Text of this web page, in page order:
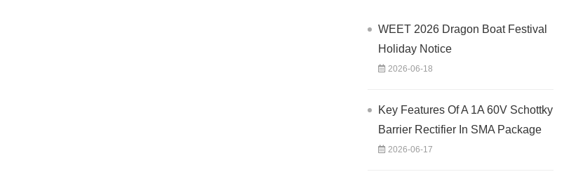
WEET 2026 Dragon Boat Festival
Holiday Notice
2026-06-18
Key Features Of A 1A 60V Schottky
Barrier Rectifier In SMA Package
2026-06-17